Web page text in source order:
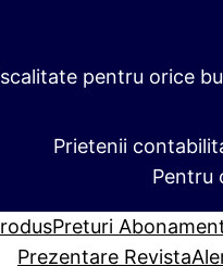
pentru orice
Prietenii
Pentru
Preturi
Prezentare Revista